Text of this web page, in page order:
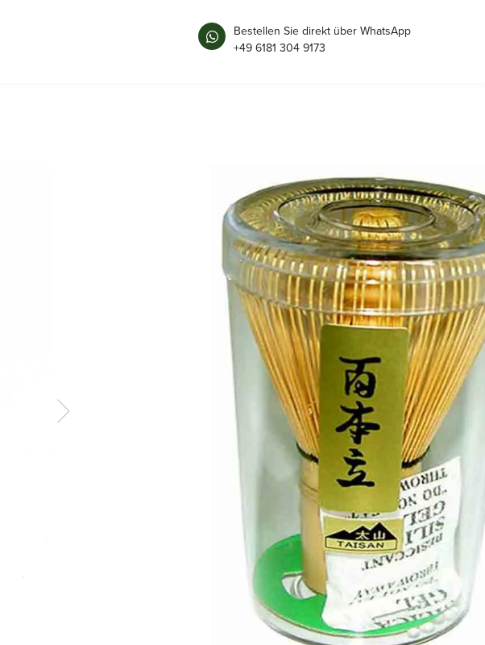
Bestellen Sie direkt über WhatsApp
+49 6181 304 9173
MATCHABESEN | 100ER
6 × 11 cm
A6305
natur
Ø6, 2cm, H11cm
Bambus
China
In den Warenkorb
Produktinformation